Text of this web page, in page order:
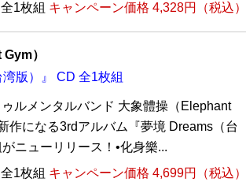
1枚組 キャンペーン価格 4,328円（税込）
）
湾版）』 CD 全1枚組
ルメンタルバンド 大象體操（Elephant
作になる3rdアルバム『夢境 Dreams（台
ニューリリース！•化身樂...
1枚組 キャンペーン価格 4,699円（税込）